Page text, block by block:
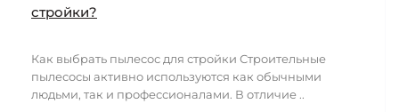
стройки?
Как выбрать пылесос для стройки Строительные
пылесосы активно используются как обычными
людьми, так и профессионалами. В отличие ..